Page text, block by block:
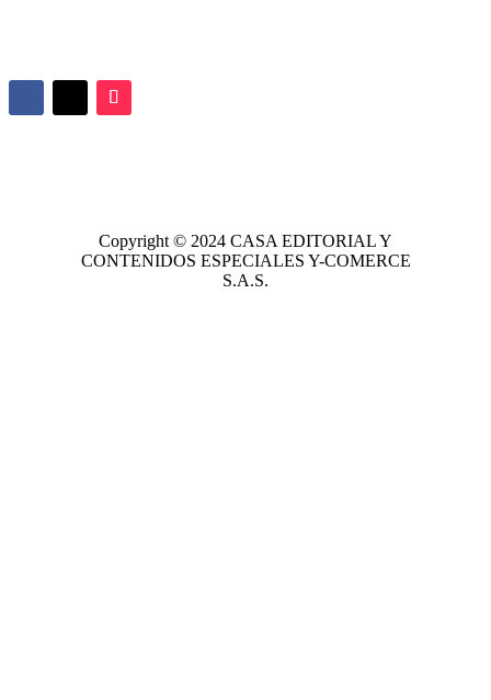
Copyright © 2024 CASA EDITORIALY
CONTENIDOS ESPECIALES Y-COMERCE
S.A.S.